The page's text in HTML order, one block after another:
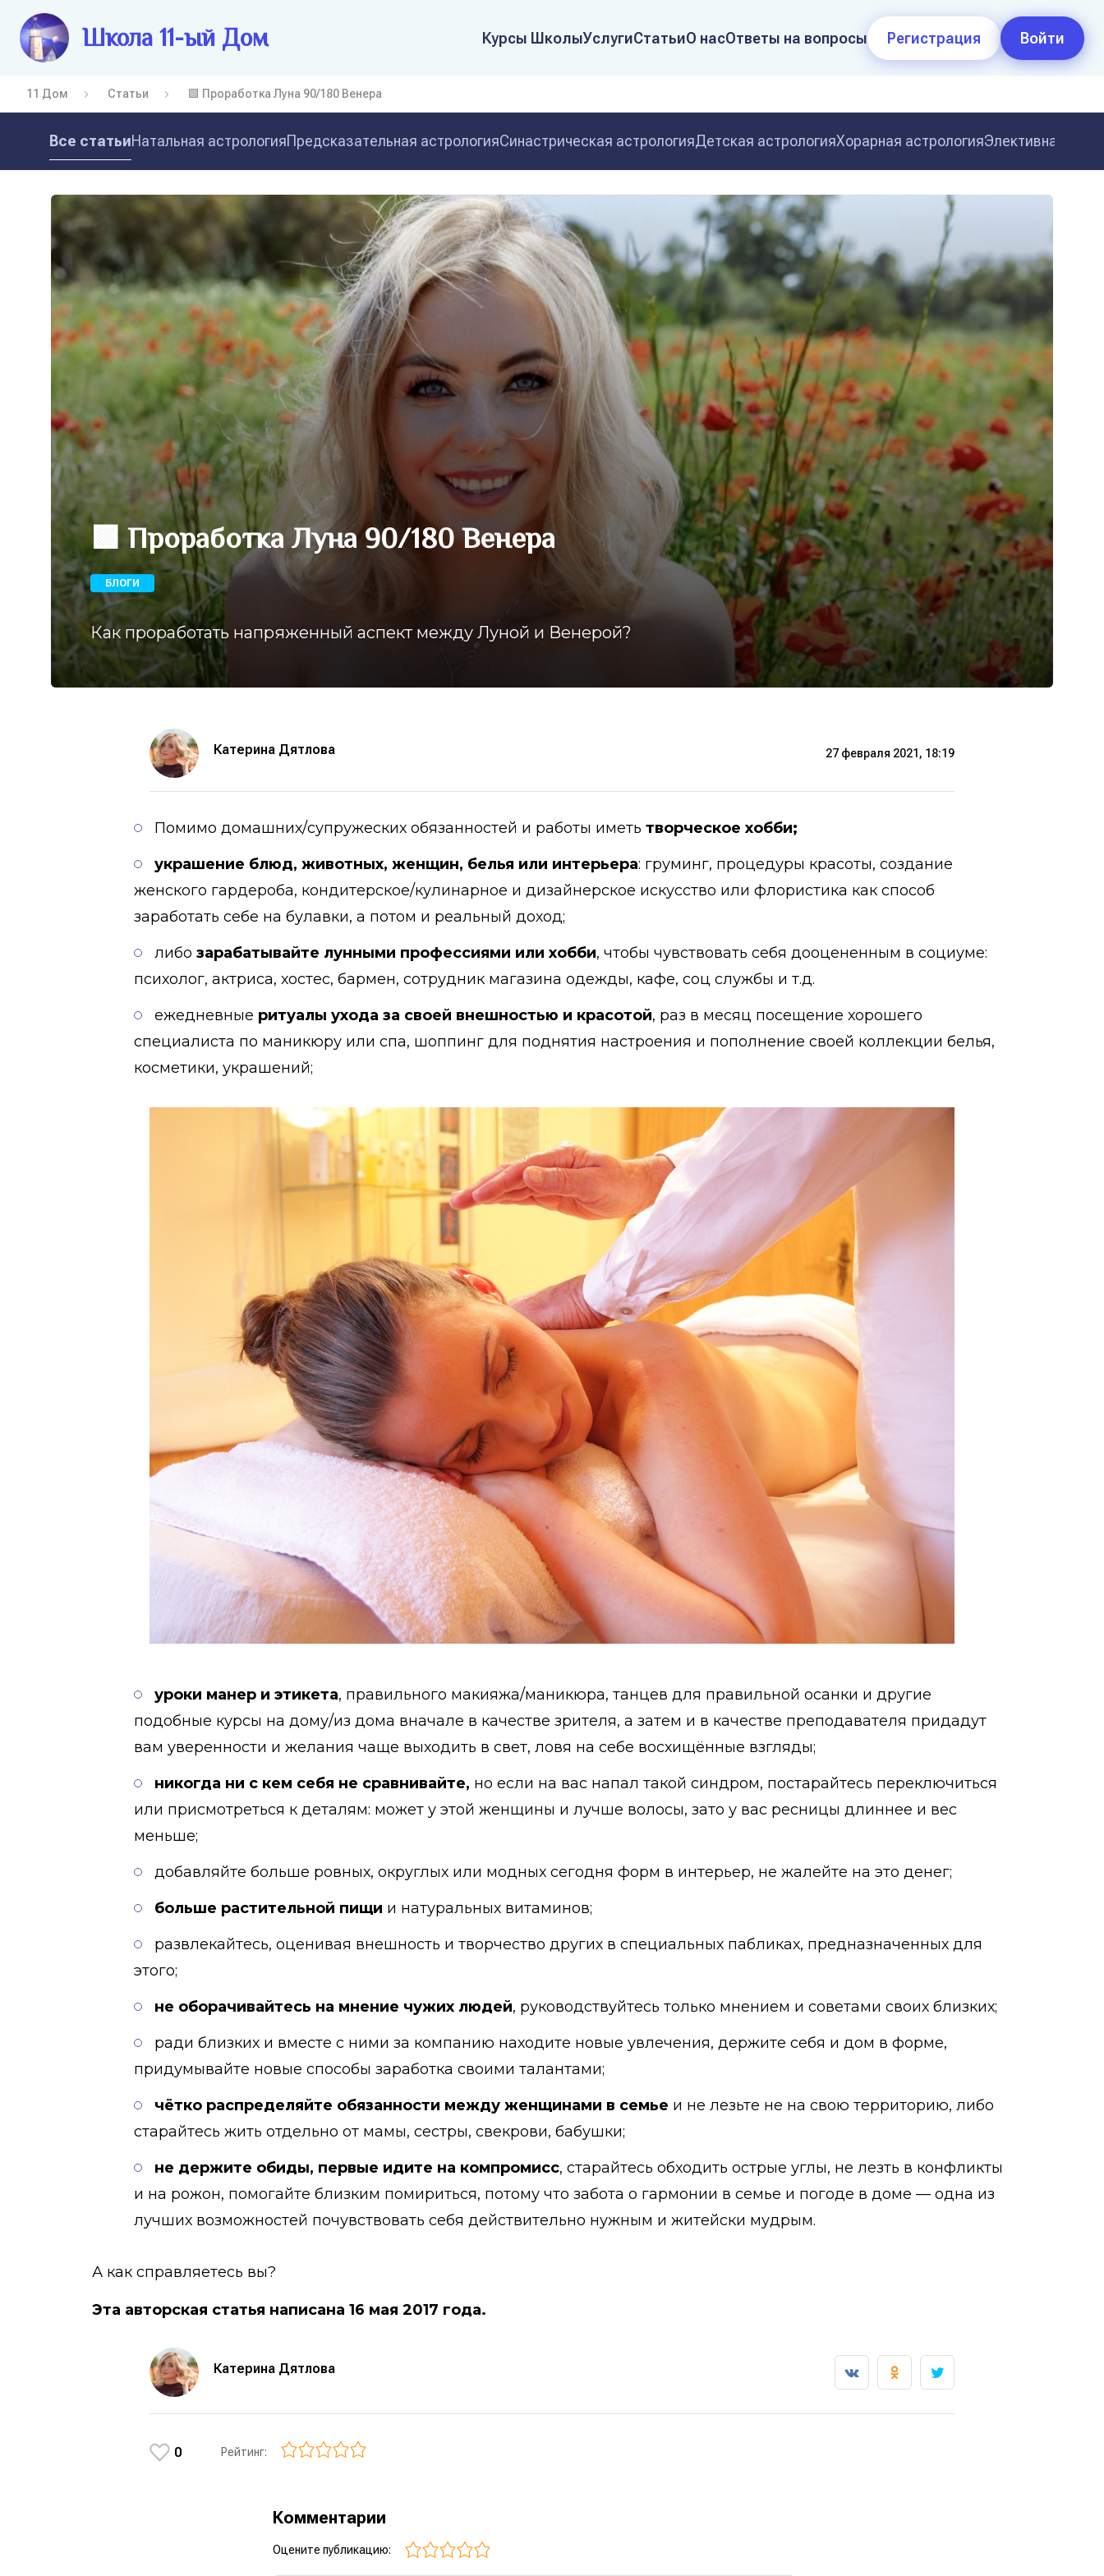
Школа 11-ый Дом Курсы ШколыУслугиСтатьиО насОтветы на вопросы Регистрация Войти
11 Дом Статьи 🟩 Проработка Луна 90/180 Венера
Все статьиНатальная астрологияПредсказательная астрологияСинастрическая астрологияДетская астрологияХорарная астрологияЭлективная
🟩 Проработка Луна 90/180 Венера
БЛОГИ
Как проработать напряженный аспект между Луной и Венерой?
Катерина Дятлова 27 февраля 2021, 18:19
Помимо домашних/супружеских обязанностей и работы иметь творческое хобби;
украшение блюд, животных, женщин, белья или интерьера: груминг, процедуры красоты, создание
женского гардероба, кондитерское/кулинарное и дизайнерское искусство или флористика как способ
заработать себе на булавки, а потом и реальный доход;
либо зарабатывайте лунными профессиями или хобби, чтобы чувствовать себя дооцененным в социуме:
психолог, актриса, хостес, бармен, сотрудник магазина одежды, кафе, соц службы и т.д.
ежедневные ритуалы ухода за своей внешностью и красотой, раз в месяц посещение хорошего
специалиста по маникюру или спа, шоппинг для поднятия настроения и пополнение своей коллекции белья,
косметики, украшений;
уроки манер и этикета, правильного макияжа/маникюра, танцев для правильной осанки и другие
подобные курсы на дому/из дома вначале в качестве зрителя, а затем и в качестве преподавателя придадут
вам уверенности и желания чаще выходить в свет, ловя на себе восхищённые взгляды;
никогда ни с кем себя не сравнивайте, но если на вас напал такой синдром, постарайтесь переключиться
или присмотреться к деталям: может у этой женщины и лучше волосы, зато у вас ресницы длиннее и вес
меньше;
добавляйте больше ровных, округлых или модных сегодня форм в интерьер, не жалейте на это денег;
больше растительной пищи и натуральных витаминов;
развлекайтесь, оценивая внешность и творчество других в специальных пабликах, предназначенных для
этого;
не оборачивайтесь на мнение чужих людей, руководствуйтесь только мнением и советами своих близких;
ради близких и вместе с ними за компанию находите новые увлечения, держите себя и дом в форме,
придумывайте новые способы заработка своими талантами;
чётко распределяйте обязанности между женщинами в семье и не лезьте не на свою территорию, либо
старайтесь жить отдельно от мамы, сестры, свекрови, бабушки;
не держите обиды, первые идите на компромисс, старайтесь обходить острые углы, не лезть в конфликты
и на рожон, помогайте близким помириться, потому что забота о гармонии в семье и погоде в доме — одна из
лучших возможностей почувствовать себя действительно нужным и житейски мудрым.
А как справляетесь вы?
Эта авторская статья написана 16 мая 2017 года.
Катерина Дятлова
0 Рейтинг:
Комментарии
Оцените публикацию: